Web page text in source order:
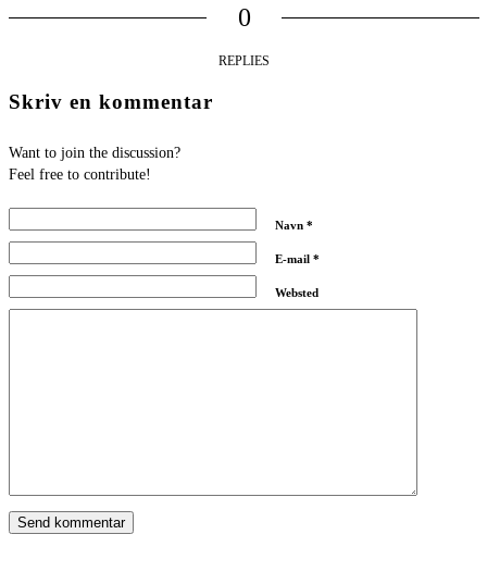
0
REPLIES
Skriv en kommentar
Want to join the discussion?
Feel free to contribute!
Navn *
E-mail *
Websted